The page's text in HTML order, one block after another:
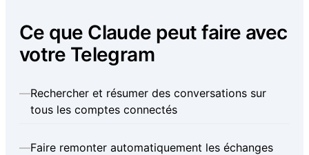
Ce que Claude peut faire avec
votre Telegram
—Rechercher et résumer des conversations sur
tous les comptes connectés
—Faire remonter automatiquement les échanges